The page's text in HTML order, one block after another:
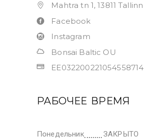
Mahtra tn 1, 13811 Tallinn
Facebook
Instagram
Bonsai Baltic OU
EE032200221054558714
РАБОЧЕЕ ВРЕМЯ
Понедельник ЗАКРЫТО